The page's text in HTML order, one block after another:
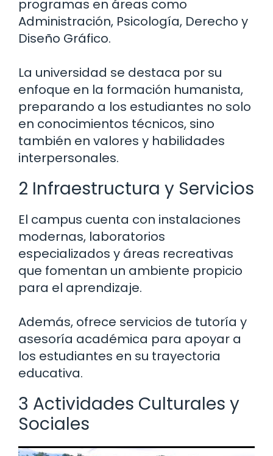
programas en áreas como
Administración, Psicología, Derecho y
Diseño Gráfico.
La universidad se destaca por su
enfoque en la formación humanista,
preparando a los estudiantes no solo
en conocimientos técnicos, sino
también en valores y habilidades
interpersonales.
2 Infraestructura y Servicios
El campus cuenta con instalaciones
modernas, laboratorios
especializados y áreas recreativas
que fomentan un ambiente propicio
para el aprendizaje.
Además, ofrece servicios de tutoría y
asesoría académica para apoyar a
los estudiantes en su trayectoria
educativa.
3 Actividades Culturales y
Sociales